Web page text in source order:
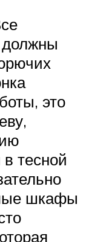
это
тесной
шкафы